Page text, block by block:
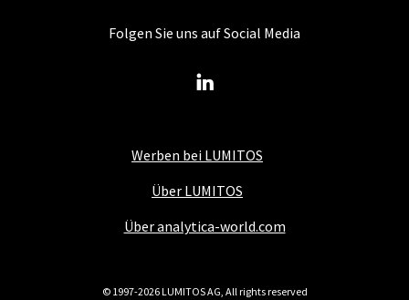
Werben bei LUMITOS
Über LUMITOS
Über analytica-world.com
Folgen Sie uns auf Social Media
© 1997-2026 LUMITOS AG, All rights reserved